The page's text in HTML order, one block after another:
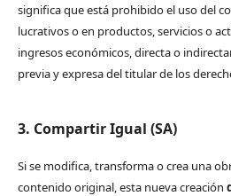
significa que está prohibido el uso del
lucrativos o en productos, servicios o
ingresos económicos, directa o
previa y expresa del titular de los
3. Compartir Igual (SA)
Si se modifica, transforma o crea una
contenido original, esta nueva creación